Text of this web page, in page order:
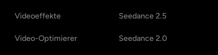
Videoeffekte
Video-Optimierer
Seedance 2.5
Seedance 2.0